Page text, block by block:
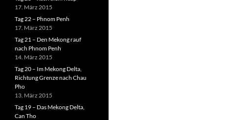
17. März 2015
Tag 22 – Phnom Penh
17. März 2015
Tag 21 – Den Mekong rauf
nach Phnom Penh
14. März 2015
Tag 20 – Im Mekong Delta,
Richtung Grenze nach Chau
Pho
13. März 2015
Tag 19 – Das Mekong Delta,
Can Tho